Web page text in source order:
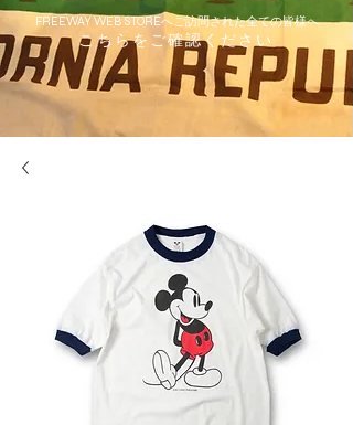
FREEWAY WEB STOREへご訪問された全ての皆様へ
こちらをご確認ください